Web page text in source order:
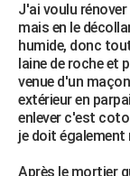
Mobiles
Meilleur smartphone
Internet
Ordinateurs
Jeux vidéo
Guide high-tech
+BRICOLAGE
Forum
Aménagement
Extérieur
Cuisine
Salle de bains
Jardinage
Rangement
WEEK-END
Guides de France
Escapades
Patrimoine
Expositions
Musées
Week-end nature
LIFESTYLE
Art de vivre
Bien-être
Loisirs
ModeModes de vie
SANTE
Alimentation
Guide de la santé
Maladies
Médicaments
Sommeil
VOYAGE
J'ai voulu
mais en le
humide, donc
laine de roche et
venue d'un
extérieur en
enlever c'est
je doit
Après le mortier